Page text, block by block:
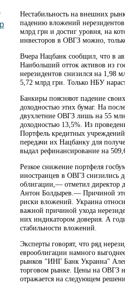
Нестабильность на внешних
падению вложений
млрд грн и достиг уровня, на
инвесторов в ОВГЗ можно,
Вчера Нацбанк сообщил, что в
Наибольший отток активов из
нерезидентов снизился на 1,98
5,72 млрд грн. Только НБУ
Банкиры поясняют падение
доходностью этих бумаг. На
двухлетние ОВГЗ лишь на 55 млн
доходностью 13,5%. Из
Портфель кредитных
передачи их Нацбанку для
выдал рефинансирование на
Резкое снижение портфеля
иностранцев в ОВГЗ снизились
облигации,— отметил директор
Антон Болдырев.— Причиной
риски вложений. Украина
важной причиной ухода
них индикатором доверия. А
стабильности вложений.
Эксперты говорят, что ряд
еврооблигации намного
рынков "ИНГ Банк Украина"
торговом рынке. Цены на ОВГЗ
отражается на следующем